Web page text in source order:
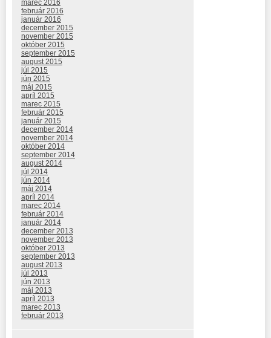
marec 2016
február 2016
január 2016
december 2015
november 2015
október 2015
september 2015
august 2015
júl 2015
jún 2015
máj 2015
apríl 2015
marec 2015
február 2015
január 2015
december 2014
november 2014
október 2014
september 2014
august 2014
júl 2014
jún 2014
máj 2014
apríl 2014
marec 2014
február 2014
január 2014
december 2013
november 2013
október 2013
september 2013
august 2013
júl 2013
jún 2013
máj 2013
apríl 2013
marec 2013
február 2013